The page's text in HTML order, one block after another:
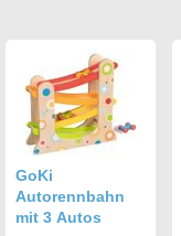
GoKi
Autorennbahn
mit 3 Autos